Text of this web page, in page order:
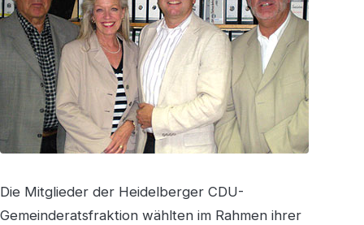
Die Mitglieder der Heidelberger CDU-
Gemeinderatsfraktion wählten im Rahmen ihrer